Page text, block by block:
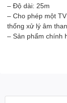
– Độ dài: 25m
– Cho phép một
thống xử lý âm
– Sản phẩm chính